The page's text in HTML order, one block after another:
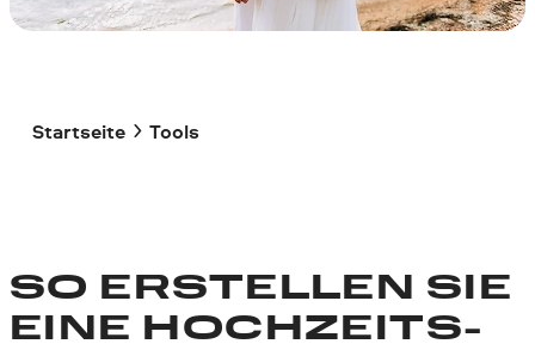
Startseite Tools
SO ERSTELLEN SIE
EINE HOCHZEITS-